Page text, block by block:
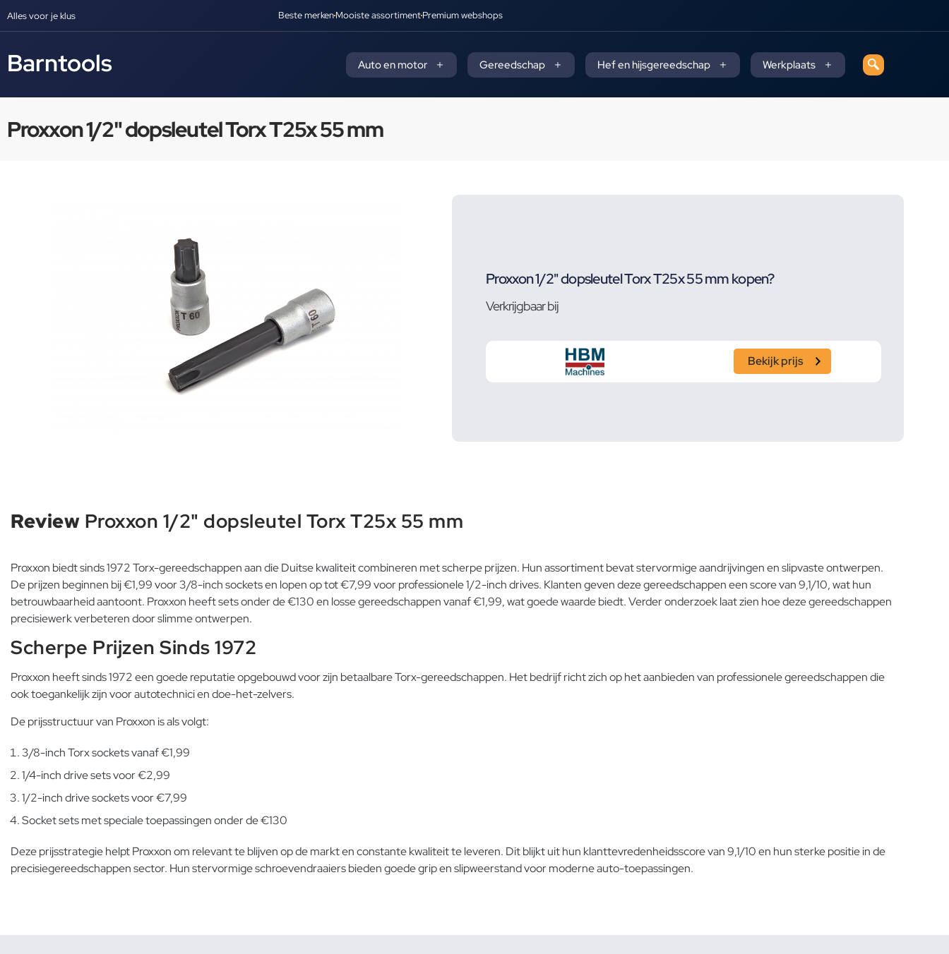
Alles voor je klus Beste merkenMooiste assortimentPremium webshops
Barntools Auto en motor Gereedschap Hef en hijsgereedschap Werkplaats
Proxxon 1/2" dopsleutel Torx T25x 55 mm
Proxxon 1/2" dopsleutel Torx T25x 55 mm kopen?
Verkrijgbaar bij
Bekijk prijs
Review Proxxon 1/2" dopsleutel Torx T25x 55 mm
Proxxon biedt sinds 1972 Torx-gereedschappen aan die Duitse kwaliteit combineren met scherpe prijzen. Hun assortiment bevat stervormige aandrijvingen en slipvaste ontwerpen.
De prijzen beginnen bij €1,99 voor 3/8-inch sockets en lopen op tot €7,99 voor professionele 1/2-inch drives. Klanten geven deze gereedschappen een score van 9,1/10, wat hun
betrouwbaarheid aantoont. Proxxon heeft sets onder de €130 en losse gereedschappen vanaf €1,99, wat goede waarde biedt. Verder onderzoek laat zien hoe deze gereedschappen
precisiewerk verbeteren door slimme ontwerpen.
Scherpe Prijzen Sinds 1972
Proxxon heeft sinds 1972 een goede reputatie opgebouwd voor zijn betaalbare Torx-gereedschappen. Het bedrijf richt zich op het aanbieden van professionele gereedschappen die
ook toegankelijk zijn voor autotechnici en doe-het-zelvers.
De prijsstructuur van Proxxon is als volgt:
3/8-inch Torx sockets vanaf €1,99
1/4-inch drive sets voor €2,99
1/2-inch drive sockets voor €7,99
Socket sets met speciale toepassingen onder de €130
Deze prijsstrategie helpt Proxxon om relevant te blijven op de markt en constante kwaliteit te leveren. Dit blijkt uit hun klanttevredenheidsscore van 9,1/10 en hun sterke positie in de
precisiegereedschappen sector. Hunstervormige schroevendraaiersbieden goede grip en slipweerstand voor moderne auto-toepassingen.